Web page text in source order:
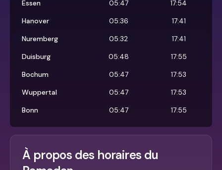
Essen
05:47
17:54
Hanover
05:36
17:41
Nuremberg
05:32
17:41
Duisburg
05:48
17:55
Bochum
05:47
17:53
Wuppertal
05:47
17:53
Bonn
05:47 17:55
À propos des horaires du